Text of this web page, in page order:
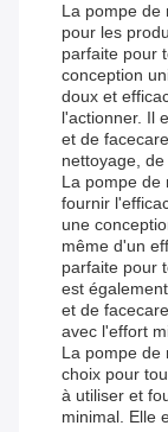
La pompe de
pour les
parfaite pour
conception
doux et
l'actionner. Il
et de
nettoyage,
La pompe de
fournir
une
même d'un
parfaite pour
est
et de
avec l'effort
La pompe de
choix pour
à utiliser et
minimal. Elle